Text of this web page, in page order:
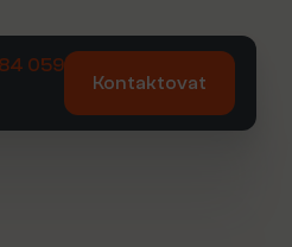
059
Kontaktovat